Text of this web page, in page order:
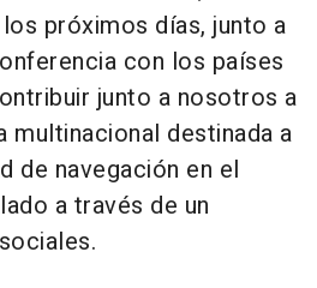
próximos días, junto a
con los países
junto a nosotros a
multinacional destinada a
de navegación en el
a través de un